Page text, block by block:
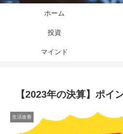
ホーム
投資
マインド
【2023年の決算】ポイ
生活改善